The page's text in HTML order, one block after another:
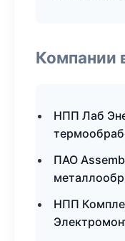
Компании
НПП Лаб
ПАО
НПП